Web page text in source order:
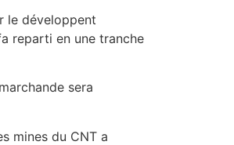
le développent
reparti en une tranche
sera
mines du CNT a